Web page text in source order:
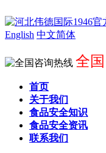
English 中文简体
全
首页
关于我们
食品安全知识
食品安全资讯
联系我们